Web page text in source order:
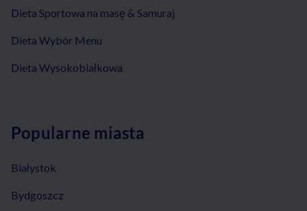
Dieta Sportowa na masę & Samuraj
Dieta Wybór Menu
Dieta Wysokobiałkowa
Popularne miasta
Białystok
Bydgoszcz